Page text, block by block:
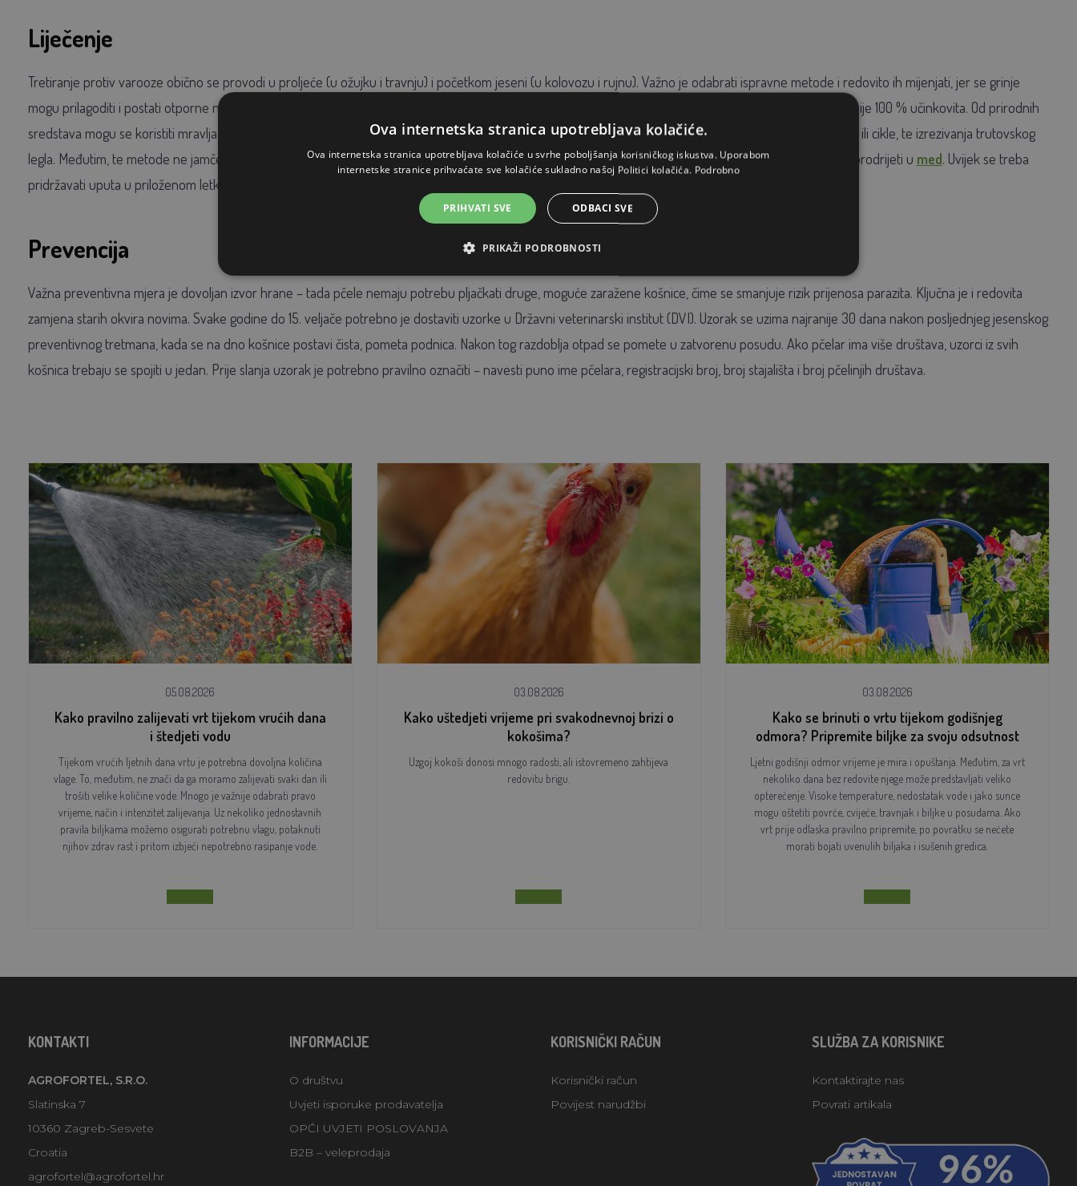
Liječenje
Tretiranje protiv varooze obično se provodi u proljeće (u ožujku i travnju) i početkom jeseni (u kolovozu i rujnu). Važno je odabrati ispravne metode i redovito ih mijenjati, jer se grinje
mogu prilagoditi i postati otporne na djelatne tvari. Nije dovoljno promijeniti samo naziv pripravka – treba mijenjati i samu djelatnu tvar. Nijedna metoda nije 100 % učinkovita. Od prirodnih
sredstava mogu se koristiti mravlja, mliječna, limunska ili oksalna kiselina. Postoje i alternativne metode, poput dimljenja spaljenim listovima rajčice, hrena ili cikle, te izrezivanja trutovskog
legla. Međutim, te metode ne jamče potpunu učinkovitost. Kod kemijskih pripravaka potrebno je obratiti pažnju na vrijeme primjene – neke tvari mogu prodrijeti u med. Uvijek se treba
pridržavati uputa u priloženom letku. Među najučinkovitijim lijekovima su pripravci koji sadrže djelatnu tvar amitraz.
Prevencija
Važna preventivna mjera je dovoljan izvor hrane – tada pčele nemaju potrebu pljačkati druge, moguće zaražene košnice, čime se smanjuje rizik prijenosa parazita. Ključna je i redovita
zamjena starih okvira novima. Svake godine do 15. veljače potrebno je dostaviti uzorke u Državni veterinarski institut (DVI). Uzorak se uzima najranije 30 dana nakon posljednjeg jesenskog
preventivnog tretmana, kada se na dno košnice postavi čista, pometa podnica. Nakon tog razdoblja otpad se pomete u zatvorenu posudu. Ako pčelar ima više društava, uzorci iz svih
košnica trebaju se spojiti u jedan. Prije slanja uzorak je potrebno pravilno označiti – navesti puno ime pčelara, registracijski broj, broj stajališta i broj pčelinjih društava.
05.08.2026
Kako pravilno zalijevati vrt tijekom vrućih dana
i štedjeti vodu
Tijekom vrućih ljetnih dana vrtu je potrebna dovoljna količina
vlage. To, međutim, ne znači da ga moramo zalijevati svaki dan ili
trošiti velike količine vode. Mnogo je važnije odabrati pravo
vrijeme, način i intenzitet zalijevanja. Uz nekoliko jednostavnih
pravila biljkama možemo osigurati potrebnu vlagu, potaknuti
njihov zdrav rast i pritom izbjeći nepotrebno rasipanje vode.
03.08.2026
Kako uštedjeti vrijeme pri svakodnevnoj brizi o
kokošima?
Uzgoj kokoši donosi mnogo radosti, ali istovremeno zahtijeva
redovitu brigu.
03.08.2026
Kako se brinuti o vrtu tijekom godišnjeg
odmora? Pripremite biljke za svoju odsutnost
Ljetni godišnji odmor vrijeme je mira i opuštanja. Međutim, za vrt
nekoliko dana bez redovite njege može predstavljati veliko
opterećenje. Visoke temperature, nedostatak vode i jako sunce
mogu oštetiti povrće, cvijeće, travnjak i biljke u posudama. Ako
vrt prije odlaska pravilno pripremite, po povratku se nećete
morati bojati uvenulih biljaka i isušenih gredica.
KONTAKTI
AGROFORTEL, S.R.O.
Slatinska 7
10360 Zagreb-Sesvete
Croatia
agrofortel@agrofortel.hr
INFORMACIJE
O društvu
Uvjeti isporuke prodavatelja
OPĆI UVJETI POSLOVANJA
B2B – veleprodaja
KORISNIČKI RAČUN
Korisnički račun
Povijest narudžbi
SLUŽBA ZA KORISNIKE
Kontaktirajte nas
Povrati artikala
Ova internetska stranica upotrebljava kolačiće.
Ova internetska stranica upotrebljava kolačiće u svrhe poboljšanja korisničkog iskustva. Uporabom
internetske stranice prihvaćate sve kolačiće sukladno našoj Politici kolačića. Podrobno
PRIHVATI SVE ODBACI SVE
PRIKAŽI PODROBNOSTI